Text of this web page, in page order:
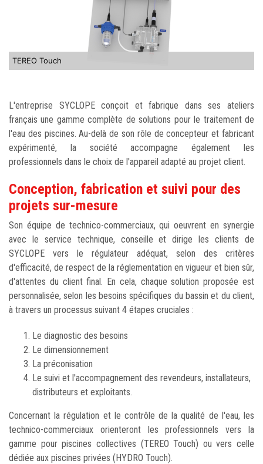
TEREO Touch
L'entreprise SYCLOPE conçoit et fabrique dans ses ateliers
français une gamme complète de solutions pour le traitement de
l'eau des piscines. Au-delà de son rôle de concepteur et fabricant
expérimenté, la société accompagne également les
professionnels dans le choix de l'appareil adapté au projet client.
Conception, fabrication et suivi pour des
projets sur-mesure
Son équipe de technico-commerciaux, qui oeuvrent en synergie
avec le service technique, conseille et dirige les clients de
SYCLOPE vers le régulateur adéquat, selon des critères
d'efficacité, de respect de la réglementation en vigueur et bien sûr,
d'attentes du client final. En cela, chaque solution proposée est
personnalisée, selon les besoins spécifiques du bassin et du client,
à travers un processus suivant 4 étapes cruciales :
Le diagnostic des besoins
Le dimensionnement
La préconisation
Le suivi et l'accompagnement des revendeurs, installateurs,
distributeurs et exploitants.
Concernant la régulation et le contrôle de la qualité de l'eau, les
technico-commerciaux orienteront les professionnels vers la
gamme pour piscines collectives (TEREO Touch) ou vers celle
dédiée aux piscines privées (HYDRO Touch).